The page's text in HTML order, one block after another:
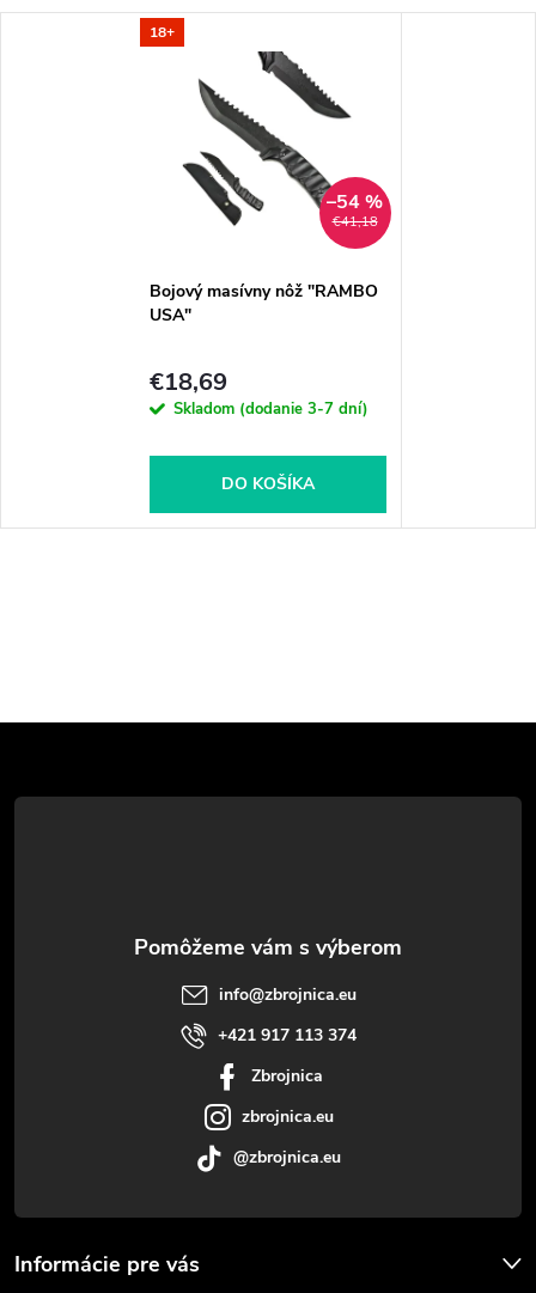
18+
€41,18
–54 %
Bojový masívny nôž "RAMBO
USA"
€18,69
Skladom (dodanie 3-7 dní)
DO KOŠÍKA
á
Informácie pre vás
info@zbrojnica.eu
+421 917 113 374
Zbrojnica
zbrojnica.eu
@zbrojnica.eu